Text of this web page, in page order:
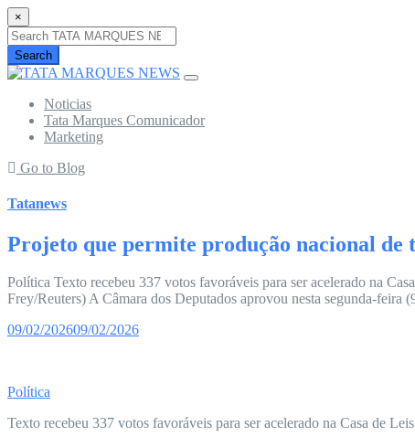
×
Search
Noticias
Tata Marques Comunicador
Marketing
Go to Blog
Tatanews
Projeto que permite produção nacional de
Política Texto recebeu 337 votos favoráveis para ser acelerado na
Frey/Reuters) A Câmara dos Deputados aprovou nesta segunda-
09/02/202609/02/2026
Política
Texto recebeu 337 votos favoráveis para ser acelerado na Casa de Leis